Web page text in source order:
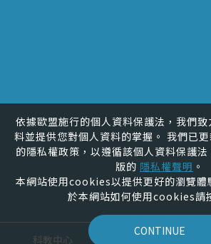
科教中心
覺醒設計
依據歐盟施行的個人資料保護法，我們
料並提供您對個人資料的掌握。 我們已
的隱私權政策，以遵循該個人資料保護
版的 隱私權聲明 。
本網站使用cookies以提供更好的瀏覽體
於本網站如何使用cookies請
CONTINUE